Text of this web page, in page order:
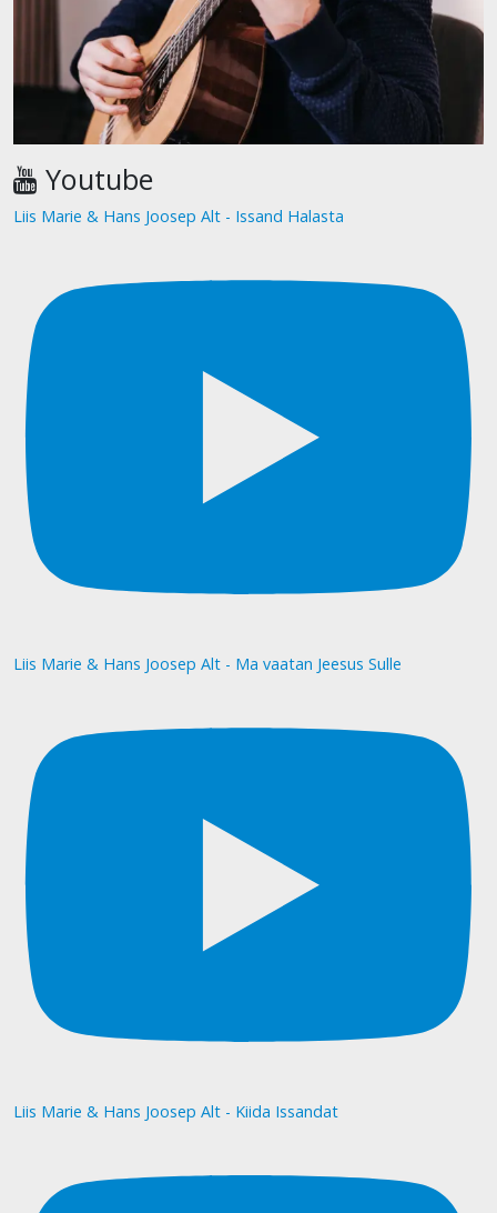
Youtube
Liis Marie & Hans Joosep Alt - Issand Halasta
Liis Marie & Hans Joosep Alt - Ma vaatan Jeesus Sulle
Liis Marie & Hans Joosep Alt - Kiida Issandat